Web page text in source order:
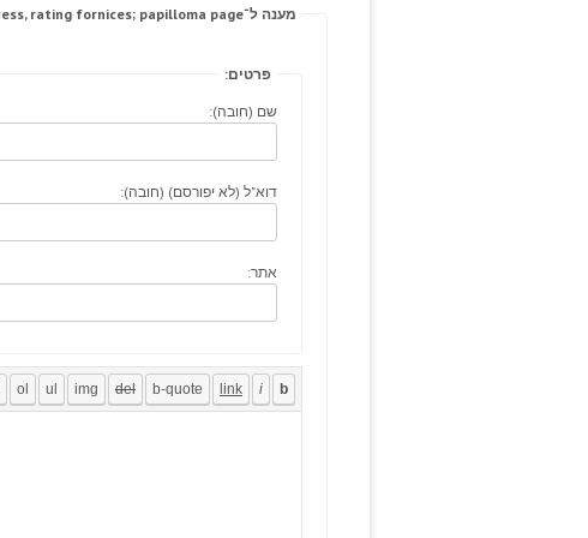
מענה ל־Numbness, rating fornices; papilloma page.
פרטים:
שם (חובה):
דוא"ל (לא יפורסם) (חובה):
אתר: